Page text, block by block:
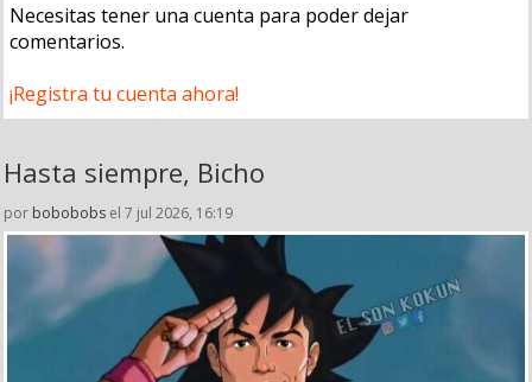
Necesitas tener una cuenta para poder dejar
comentarios.
¡Registra tu cuenta ahora!
Hasta siempre, Bicho
por bobobobs el 7 jul 2026, 16:19